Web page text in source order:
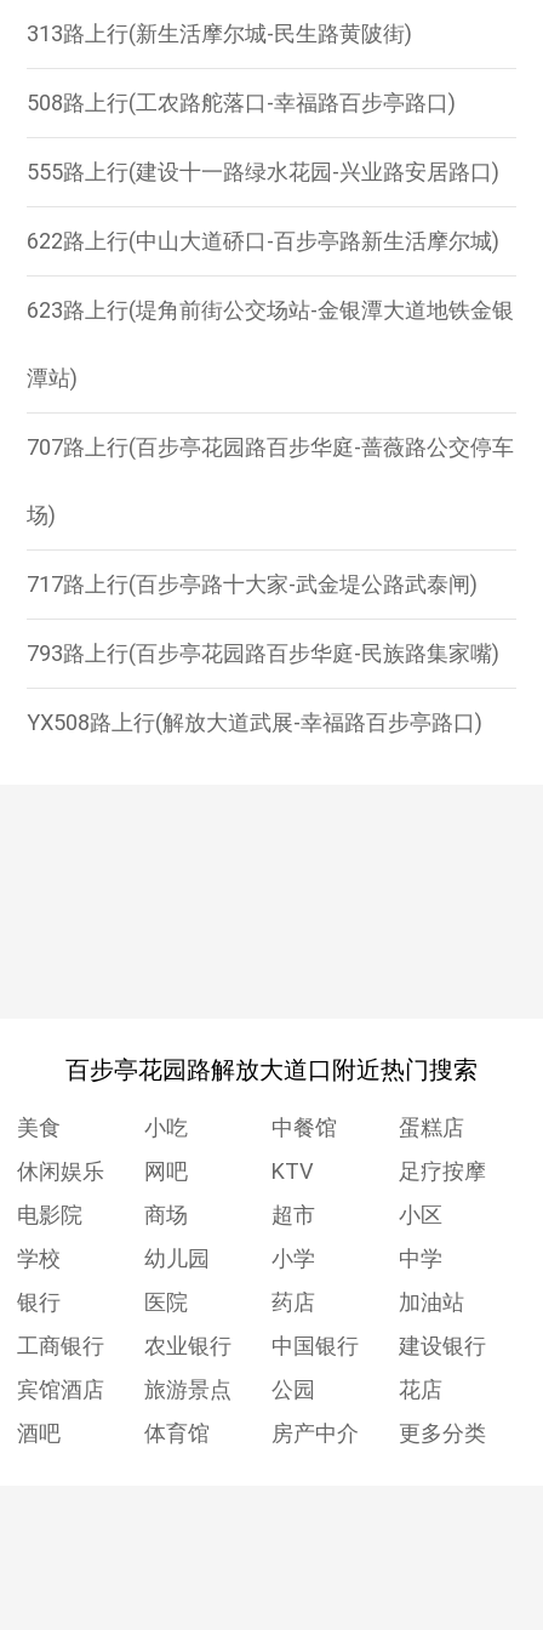
313路上行(新生活摩尔城-民生路黄陂街)
508路上行(工农路舵落口-幸福路百步亭路口)
555路上行(建设十一路绿水花园-兴业路安居路口)
622路上行(中山大道硚口-百步亭路新生活摩尔城)
623路上行(堤角前街公交场站-金银潭大道地铁金银
潭站)
707路上行(百步亭花园路百步华庭-蔷薇路公交停车
场)
717路上行(百步亭路十大家-武金堤公路武泰闸)
793路上行(百步亭花园路百步华庭-民族路集家嘴)
YX508路上行(解放大道武展-幸福路百步亭路口)
百步亭花园路解放大道口附近热门搜索
美食 小吃 中餐馆
蛋糕店
休闲娱乐
网吧 KTV
足疗按摩
电影院
商场 超市
小区
学校
幼儿园 小学
中学
银行
医院 药店
加油站
工商银行
农业银行 中国银行
建设银行
宾馆酒店
旅游景点 公园
花店
酒吧
体育馆 房产中介 更多分类